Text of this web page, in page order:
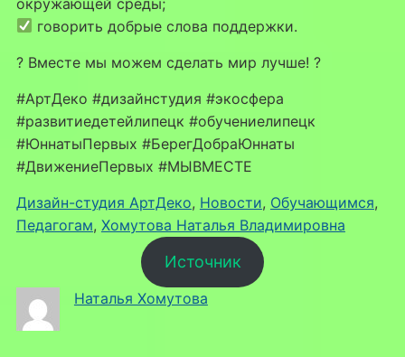
говорить добрые слова поддержки.
? Вместе мы можем сделать мир лучше! ?
#АртДеко #дизайнстудия #экосфера
#развитиедетейлипецк #обучениелипецк
#ЮннатыПервых #БерегДобраЮннаты
#ДвижениеПервых #МЫВМЕСТЕ
Дизайн-студия АртДеко, Новости, Обучающимся
Педагогам, Хомутова Наталья Владимировна
Источник
Наталья Хомутова